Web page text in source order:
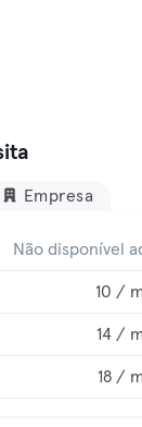
Empresa
Não disponível
10 /
14 /
18 /